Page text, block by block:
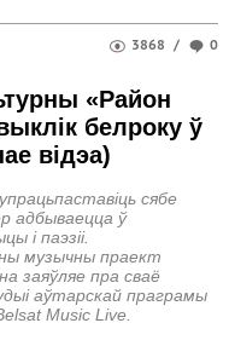
3868 / 0
«Район
белроку ў
відэа)
сябе
адбываецца ў
і паэзіі.
музычны праект
заяўляе пра сваё
аўтарскай праграмы
Music Live.